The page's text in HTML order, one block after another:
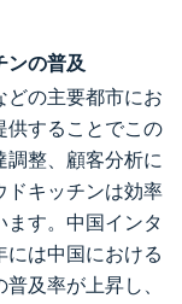
ンの普及
どの主要都市にお
供することでこの
調整、顧客分析に
ドキッチンは効率
ます。中国インタ
には中国における
及率が上昇し、